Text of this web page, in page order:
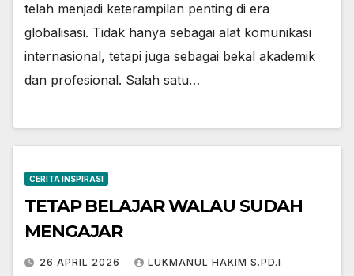
telah menjadi keterampilan penting di era
globalisasi. Tidak hanya sebagai alat komunikasi
internasional, tetapi juga sebagai bekal akademik
dan profesional. Salah satu…
CERITA INSPIRASI
TETAP BELAJAR WALAU SUDAH
MENGAJAR
26 APRIL 2026 LUKMANUL HAKIM S.PD.I